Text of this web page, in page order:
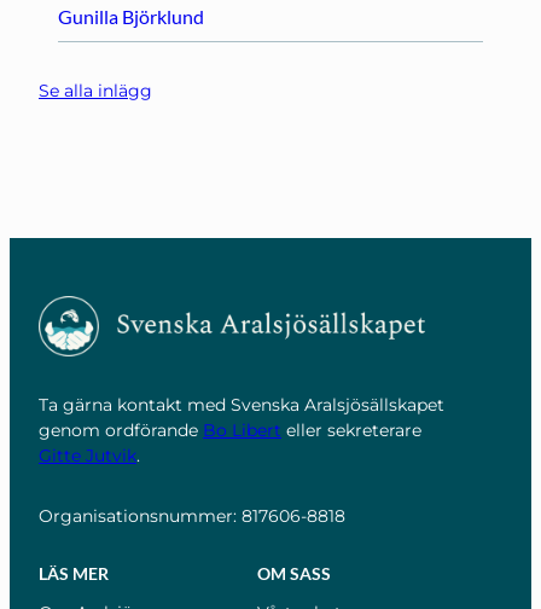
Gunilla Björklund
Se alla inlägg
Ta gärna kontakt med Svenska Aralsjösällskapet
genom ordförande Bo Libert eller sekreterare
Gitte Jutvik.
Organisationsnummer: 817606-8818
LÄS MER OM SASS